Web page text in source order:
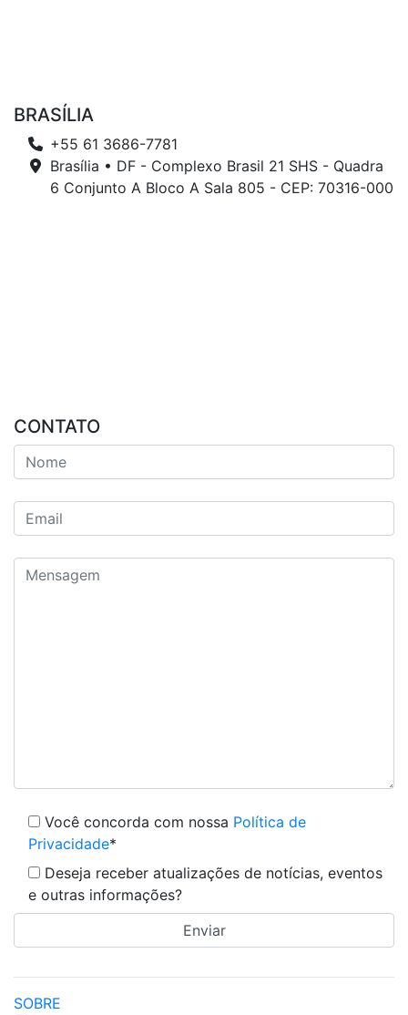
BRASÍLIA
+55 61 3686-7781
Brasília • DF - Complexo Brasil 21 SHS - Quadra
6 Conjunto A Bloco A Sala 805 - CEP: 70316-000
CONTATO
Você concorda com nossa Política de
Privacidade*
Deseja receber atualizações de notícias, eventos
e outras informações?
SOBRE